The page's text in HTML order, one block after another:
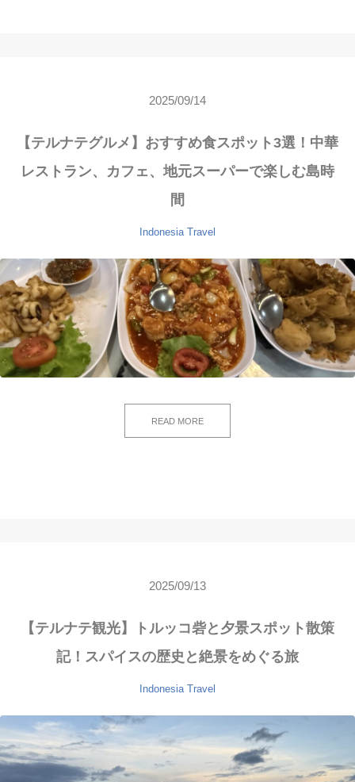
2025/09/14
【テルナテグルメ】おすすめ食スポット3選！中華
レストラン、カフェ、地元スーパーで楽しむ島時
間
Indonesia Travel
READ MORE
2025/09/13
【テルナテ観光】トルッコ砦と夕景スポット散策
記！スパイスの歴史と絶景をめぐる旅
Indonesia Travel